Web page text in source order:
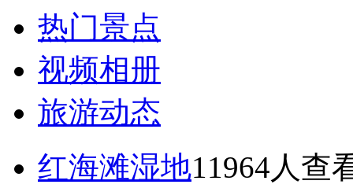
热门景点
视频相册
旅游动态
红海滩湿地11964人查